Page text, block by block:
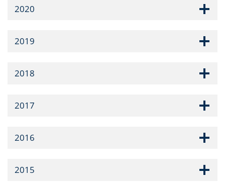
2020
2019
2018
2017
2016
2015